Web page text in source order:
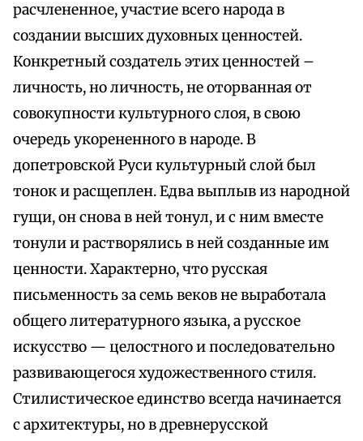
расчлененное, участие всего народа в
создании высших духовных ценностей.
Конкретный создатель этих ценностей –
личность, но личность, не оторванная от
совокупности культурного слоя, в свою
очередь укорененного в народе. В
допетровской Руси культурный слой был
тонок и расщеплен. Едва выплыв из народной
гущи, он снова в ней тонул, и с ним вместе
тонули и растворялись в ней созданные им
ценности. Характерно, что русская
письменность за семь веков не выработала
общего литературного языка, а русское
искусство — целостного и последовательно
развивающегося художественного стиля.
Стилистическое единство всегда начинается
с архитектуры, но в древнерусской